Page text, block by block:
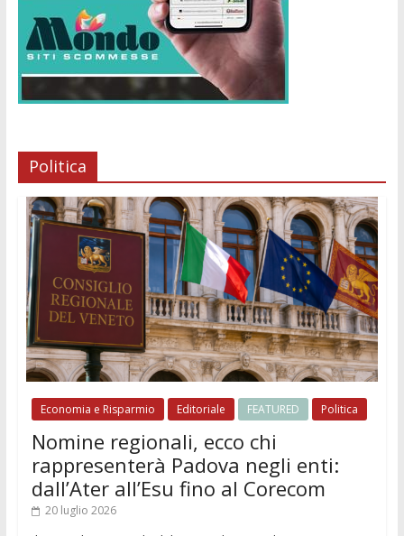
Politica
Economia e Risparmio Editoriale FEATURED Politica
Nomine regionali, ecco chi
rappresenterà Padova negli enti:
dall’Ater all’Esu fino al Corecom
20 luglio 2026